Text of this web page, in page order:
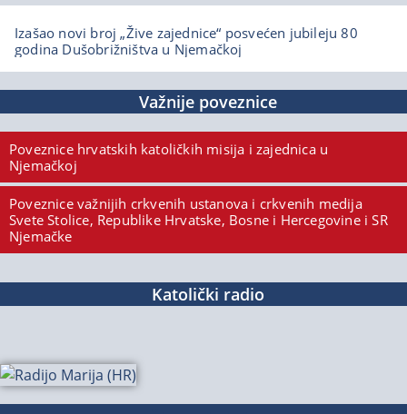
Izašao novi broj „Žive zajednice“ posvećen jubileju 80
godina Dušobrižništva u Njemačkoj
Važnije poveznice
Poveznice hrvatskih katoličkih misija i zajednica u
Njemačkoj
Poveznice važnijih crkvenih ustanova i crkvenih medija
Svete Stolice, Republike Hrvatske, Bosne i Hercegovine i SR
Njemačke
Katolički radio